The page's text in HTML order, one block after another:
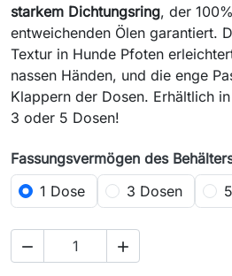
starkem Dichtungsring, der
entweichenden Ölen garantiert.
Textur in Hunde Pfoten
nassen Händen, und die enge
Klappern der Dosen. Erhältlich
3 oder 5 Dosen!
Fassungsvermögen des
1 Dose
3 Dosen
 